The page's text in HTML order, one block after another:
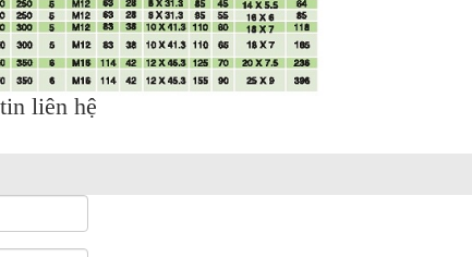
liên hệ